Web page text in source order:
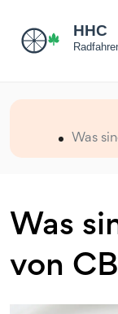
Was
Was
von